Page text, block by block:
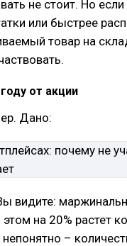
не стоит. Но
или быстрее
товар на
от акции
Дано:
видите:
на 20% растет
–